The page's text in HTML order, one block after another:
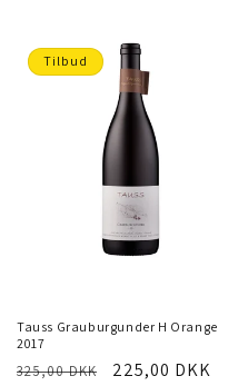
Tilbud
Tauss Grauburgunder H Orange
2017
Normalpris
325,00 DKK Tilbudspris
225,00 DKK